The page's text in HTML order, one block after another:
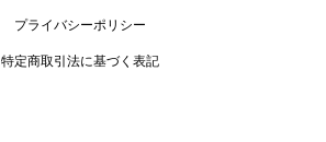
プライバシーポリシー
特定商取引法に基づく表記